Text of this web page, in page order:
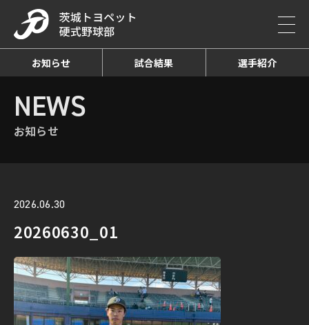
お知らせ 試合結果 選手紹介
HOME お知らせ詳細
NEWS
お知らせ
2026.06.30
20260630_01